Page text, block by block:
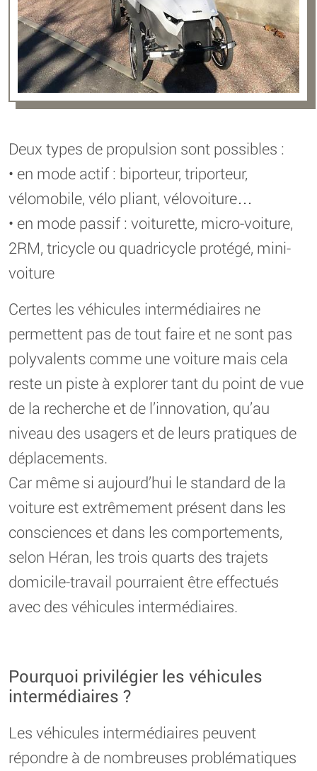
Deux types de propulsion sont possibles :
• en mode actif : biporteur, triporteur,
vélomobile, vélo pliant, vélovoiture…
• en mode passif : voiturette, micro-voiture,
2RM, tricycle ou quadricycle protégé, mini-
voiture
Certes les véhicules intermédiaires ne
permettent pas de tout faire et ne sont pas
polyvalents comme une voiture mais cela
reste un piste à explorer tant du point de vue
de la recherche et de l’innovation, qu’au
niveau des usagers et de leurs pratiques de
déplacements.
Car même si aujourd’hui le standard de la
voiture est extrêmement présent dans les
consciences et dans les comportements,
selon Héran, les trois quarts des trajets
domicile-travail pourraient être effectués
avec des véhicules intermédiaires.
Pourquoi privilégier les véhicules
intermédiaires ?
Les véhicules intermédiaires peuvent
répondre à de nombreuses problématiques